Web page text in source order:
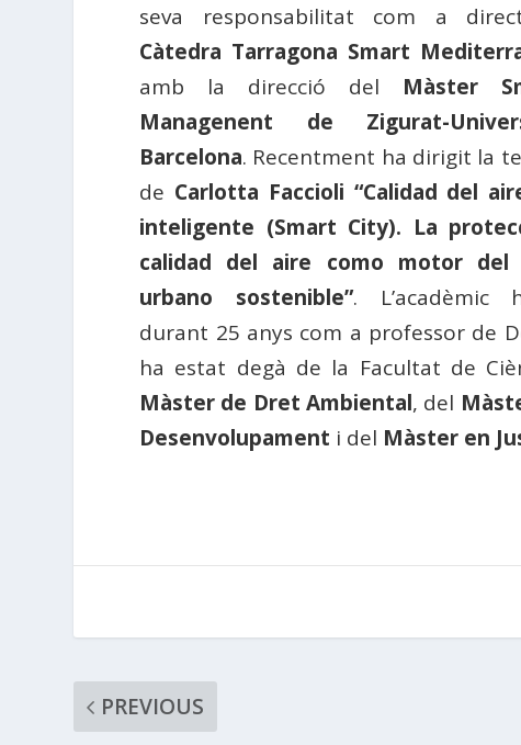
seva responsabilitat com a
Càtedra Tarragona Smart
amb la direcció del Màster
Managenent de Zigurat-
Barcelona. Recentment ha dirigit la
de Carlotta Faccioli “Calidad del
inteligente (Smart City). La
calidad del aire como motor del
urbano sostenible”. L’acadèmic
durant 25 anys com a professor de
ha estat degà de la Facultat de
Màster de Dret Ambiental, del
Desenvolupament i del Màster en
PREVIOUS